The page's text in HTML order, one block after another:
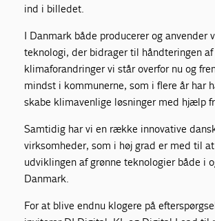
ind i billedet.
I Danmark både producerer og anvender
teknologi, der bidrager til håndteringen
klimaforandringer vi står overfor nu og
mindst i kommunerne, som i flere år har
skabe klimavenlige løsninger med hjælp
Samtidig har vi en række innovative
virksomheder, som i høj grad er med til
udviklingen af grønne teknologier både i
Danmark.
For at blive endnu klogere på